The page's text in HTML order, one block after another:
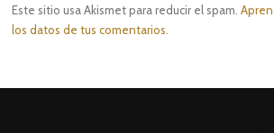
Este sitio usa Akismet para reducir el spam.
los datos de tus comentarios.